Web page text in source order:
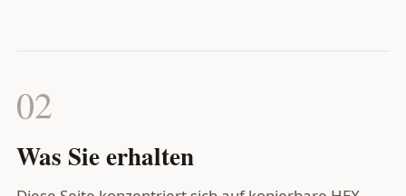
02
Was Sie erhalten